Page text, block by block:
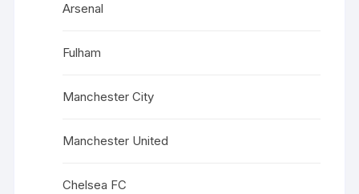
Arsenal
Fulham
Manchester City
Manchester United
Chelsea FC